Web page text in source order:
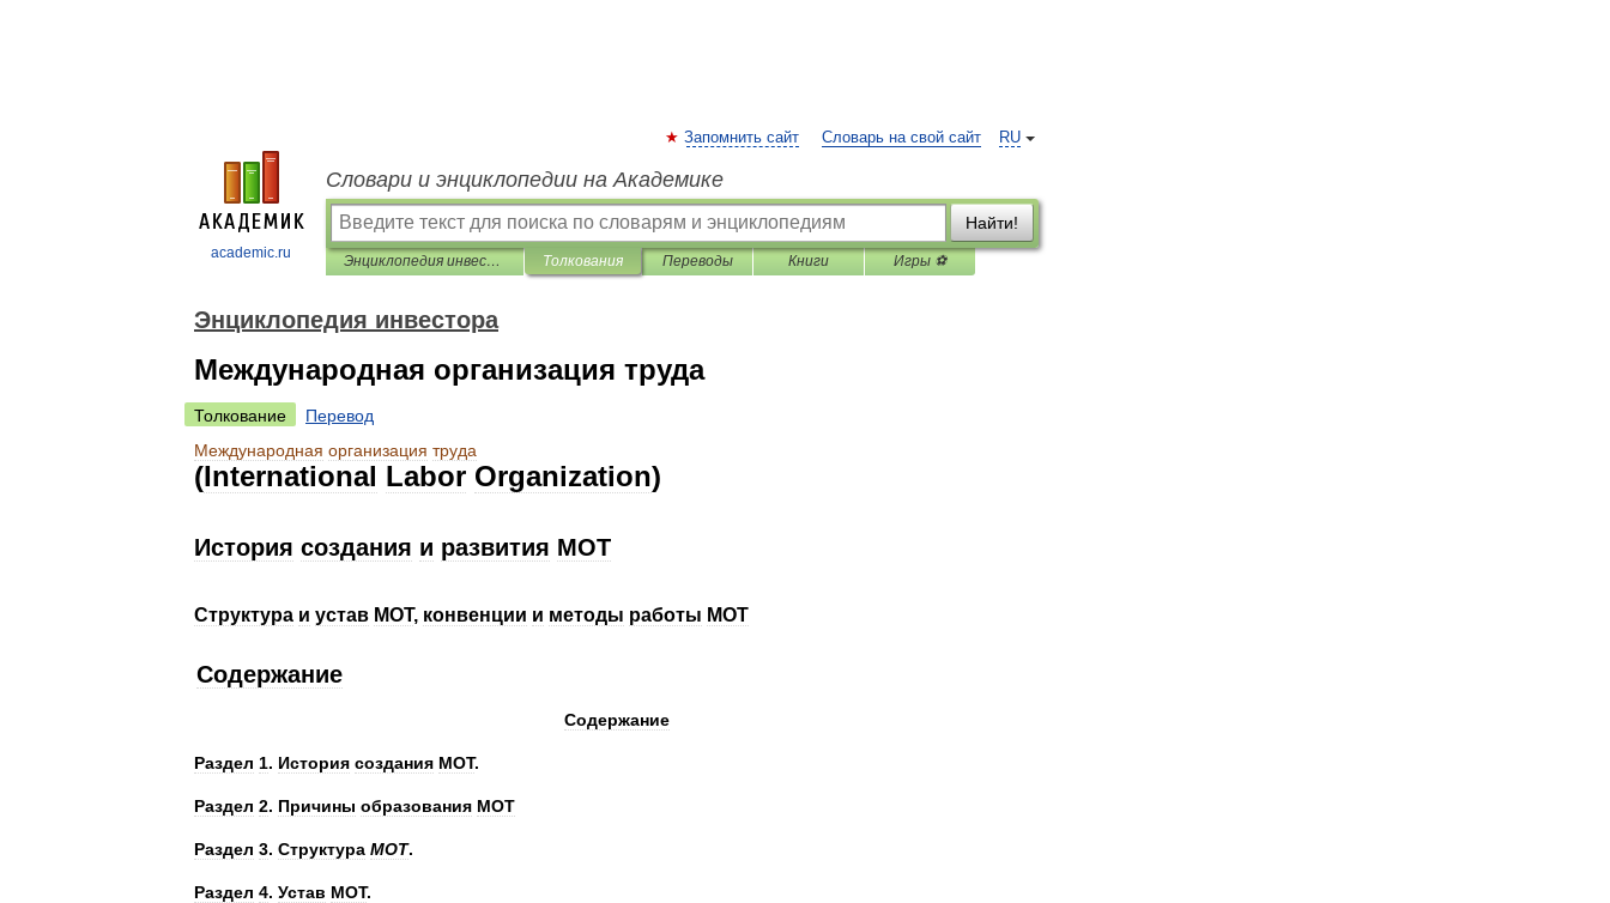
academic.ru
RU
Запомнить сайт Словарь на свой сайт
Словари и энциклопедии на Академике
Найти!
Энциклопедия инвестора Толкования Переводы Книги Игры ⚽
Энциклопедия инвестора
Международная организация труда
Толкование
Перевод
Международная организация труда
(International Labor Organization)
История создания и развития МОТ
Структура и устав МОТ, конвенции и методы работы МОТ
Содержание
Содержание
Раздел 1. История создания МОТ.
Раздел 2. Причины образования МОТ
Раздел 3. Структура МОТ.
Раздел 4. Устав МОТ.